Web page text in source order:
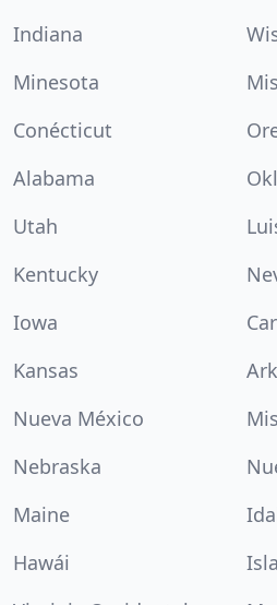
Indiana
Minesota
Conécticut
Alabama
Utah
Kentucky
Iowa
Kansas
Nueva México
Nebraska
Maine
Hawái